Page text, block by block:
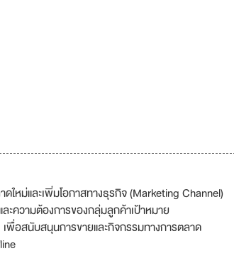
ใหม่และเพิ่มโอกาสทางธุรกิจ (Marketing Channel)
ะความต้องการของกลุ่มลูกค้าเป้าหมาย
อสนับสนุนการขายและกิจกรรมทางการตลาด